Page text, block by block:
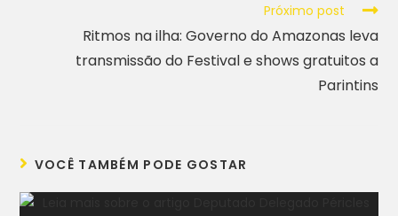
Próximo post
Ritmos na ilha: Governo do Amazonas leva
transmissão do Festival e shows gratuitos a
Parintins
VOCÊ TAMBÉM PODE GOSTAR